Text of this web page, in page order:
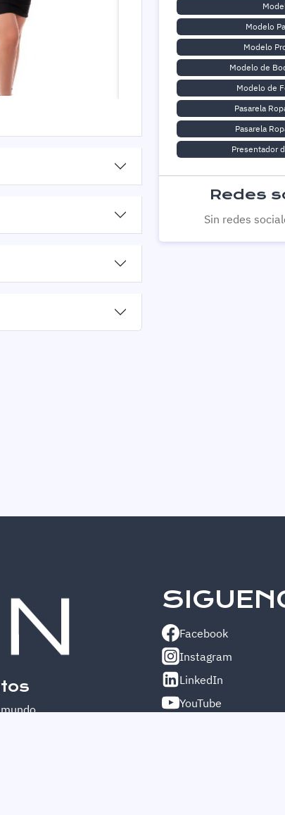
Modelo
Modelo
Modelo de
Modelo de
Pasarela
Pasarela
Presentador
Redes
Sin redes
Facebook
Instagram
LinkedIn
YouTube